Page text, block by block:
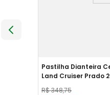
Pastilha Dianteira
Land Cruiser Prado
R$348,75